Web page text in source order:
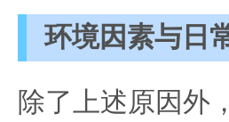
环境因素与日
除了上述原因外